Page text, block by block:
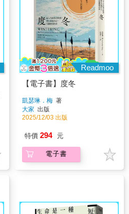
Readmoo
【電子書】度冬
凱瑟琳．梅 著
大家 出版
2025/12/03 出版
特價 294 元
電子書